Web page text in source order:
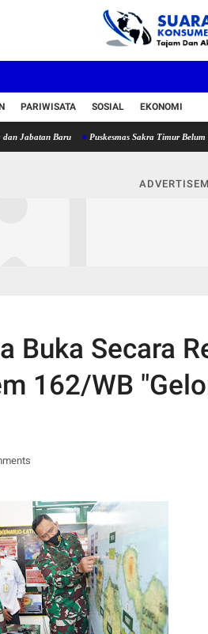
PARIWISATA SOSIAL EKONOMI
Baru Puskesmas Sakra Timur Belum
Buka Secara
162/WB